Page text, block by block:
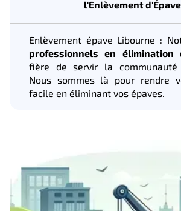
l'Enlèvement
Enlèvement épave Libourne :
professionnels en élimination
fière de servir la communauté
Nous sommes là pour rendre
facile en éliminant vos épaves.